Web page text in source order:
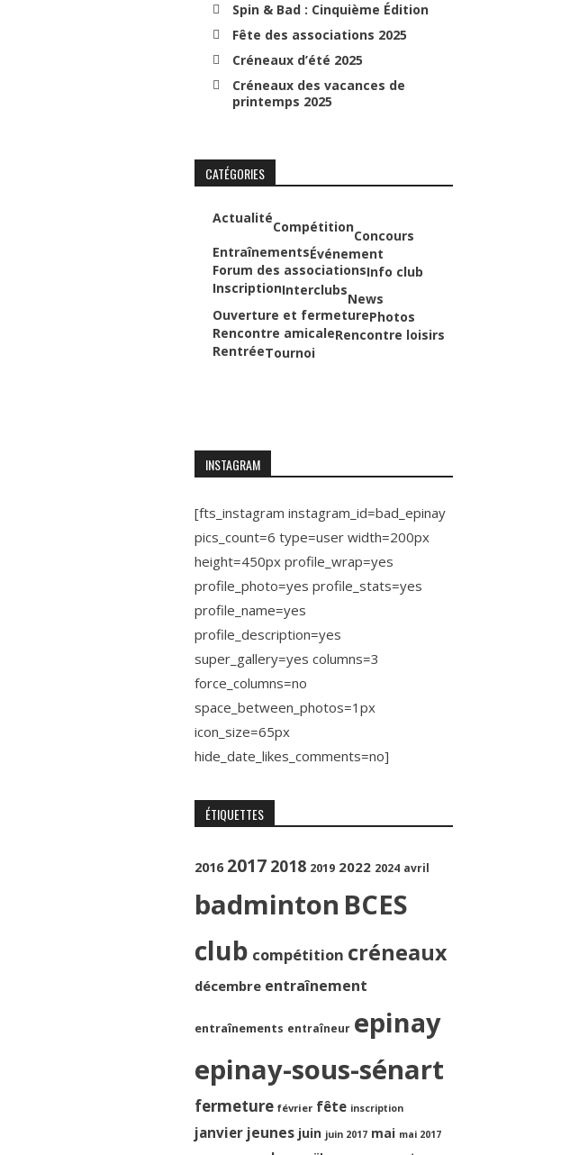
Spin & Bad : Cinquième Édition
Fête des associations 2025
Créneaux d’été 2025
Créneaux des vacances de
printemps 2025
CATÉGORIES
Actualité
Compétition
Concours
EntraînementsÉvénement
Forum des associationsInfo club
InscriptionInterclubs
News
Ouverture et fermeturePhotos
Rencontre amicaleRencontre loisirs
RentréeTournoi
INSTAGRAM
[fts_instagram instagram_id=bad_epinay
pics_count=6 type=user width=200px
height=450px profile_wrap=yes
profile_photo=yes profile_stats=yes
profile_name=yes
profile_description=yes
super_gallery=yes columns=3
force_columns=no
space_between_photos=1px
icon_size=65px
hide_date_likes_comments=no]
ÉTIQUETTES
2016 2017 2018 2019 2022 2024 avril
badminton BCES
club compétition créneaux
décembre entraînement
entraînements entraîneur epinay
epinay-sous-sénart
fermeture février fête inscription
janvier jeunes juin juin 2017 mai mai 2017